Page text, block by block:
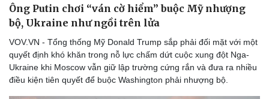
Ông Putin chơi “ván cờ hiểm” buộc Mỹ nhượng
bộ, Ukraine như ngồi trên lửa
VOV.VN - Tổng thống Mỹ Donald Trump sắp phải đối mặt với một
quyết định khó khăn trong nỗ lực chấm dứt cuộc xung đột Nga-
Ukraine khi Moscow vẫn giữ lập trường cứng rắn và đưa ra nhiều
điều kiện tiên quyết để buộc Washington phải nhượng bộ.